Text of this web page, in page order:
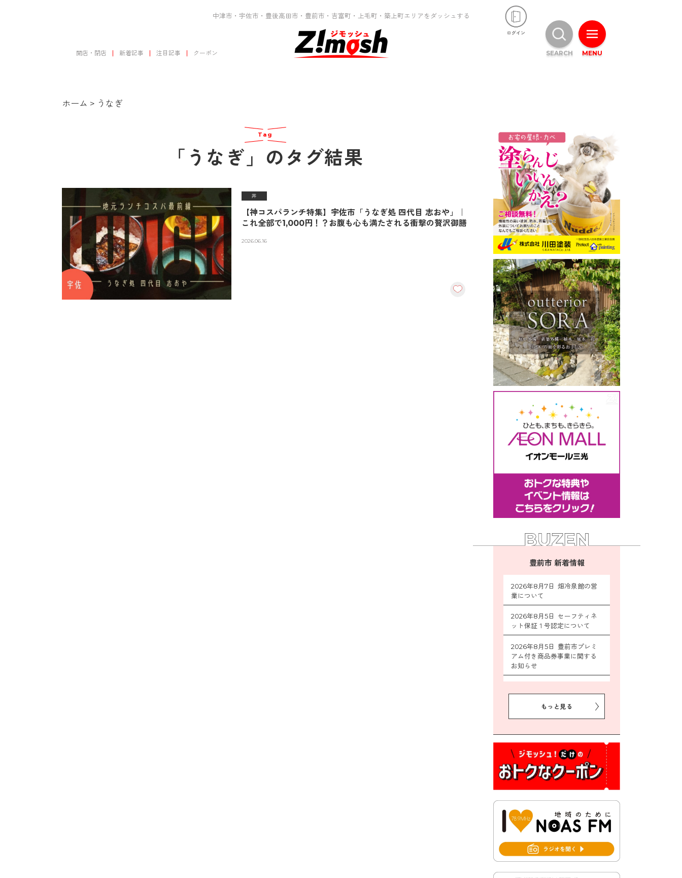
中津市・宇佐市・豊後高田市・豊前市・吉富町・上毛町・築上町エリアをダッシュする
開店・閉店 新着記事 注目記事 クーポン
ホーム > うなぎ
Tag
「うなぎ」のタグ結果
丼
【神コスパランチ特集】宇佐市「うなぎ処 四代目 志おや」｜
これ全部で1,000円！？お腹も心も満たされる衝撃の贅沢御膳
2026.06.16
豊前市 新着情報
2026年8月7日 畑冷泉館の営
業について
2026年8月5日 セーフティネ
ット保証１号認定について
2026年8月5日 豊前市プレミ
アム付き商品券事業に関する
お知らせ
ン作戦参加者募集
対抗「福岡駅伝」出場選手募
集！
2026年7月31日 第６次豊前市
総合計画後期基本計画策定業
書が変わります！
もっと見る
MENU
SEARCH